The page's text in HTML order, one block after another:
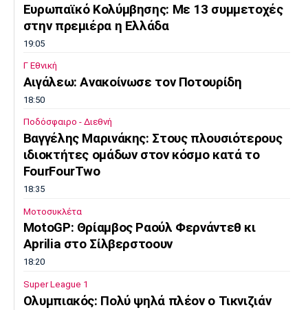
Ευρωπαϊκό Κολύμβησης: Με 13 συμμετοχές
στην πρεμιέρα η Ελλάδα
19:05
Γ Εθνική
Αιγάλεω: Ανακοίνωσε τον Ποτουρίδη
18:50
Ποδόσφαιρο - Διεθνή
Βαγγέλης Μαρινάκης: Στους πλουσιότερους
ιδιοκτήτες ομάδων στον κόσμο κατά το
FourFourTwo
18:35
Μοτοσυκλέτα
MotoGP: Θρίαμβος Ραούλ Φερνάντεθ κι
Aprilia στο Σίλβερστοουν
18:20
Super League 1
Ολυμπιακός: Πολύ ψηλά πλέον ο Τικνιζιάν